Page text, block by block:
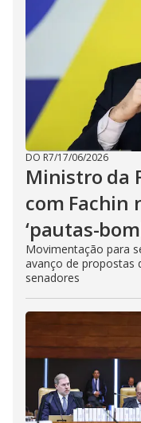
DO R7/17/06/2026
Ministro da
com Fachin
‘pautas-
Movimentação para
avanço de propostas
senadores